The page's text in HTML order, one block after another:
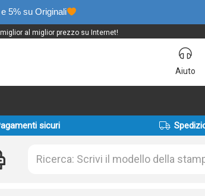
5% su Originali
miglior al miglior prezzo su Internet!
Aiuto
sicuri